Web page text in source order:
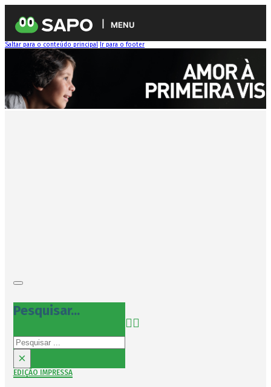
MENU
Saltar para o conteúdo principal Ir para o footer
Pesquisar...
Pesquisar
×
EDIÇÃO IMPRESSA